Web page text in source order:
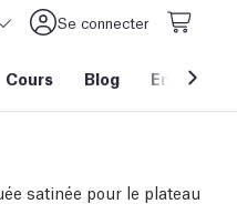
Se connecter
Cours Blog Entreprise
satinée pour le plateau